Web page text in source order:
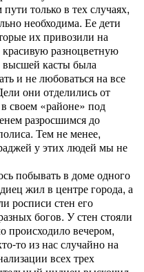
только в тех случаях,
необходима. Ее дети
их привозили на
красивую разноцветную
высшей касты была
и не любоваться на все
они отделились от
своем «районе» под
разросшимся до
Тем не менее,
у этих людей мы не
побывать в доме одного
жил в центре города, а
росписи стен его
богов. У стен стояли
происходило вечером,
то из нас случайно на
всех трех